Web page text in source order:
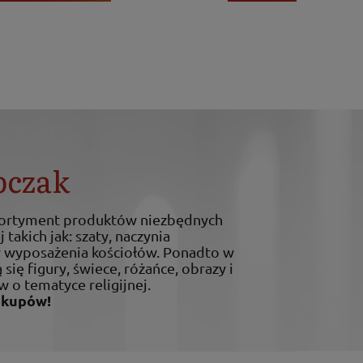
produktów niezbędnych
takich jak: szaty, naczynia
kościołów. Ponadto w
figury, świece, różańce, obrazy i
o tematyce religijnej.